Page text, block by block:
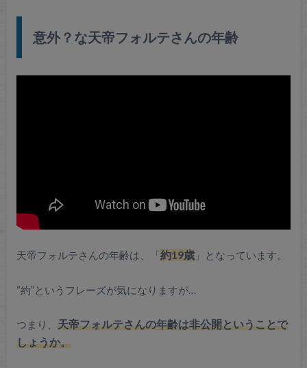
意外？な天帝フォルテさんの年齢
天帝フォルテさんの年齢は、「約19歳」となっています。
“約”というフレーズが気になりますが…
つまり、 天帝フォルテさんの年齢は非公開ということで
しょうか。